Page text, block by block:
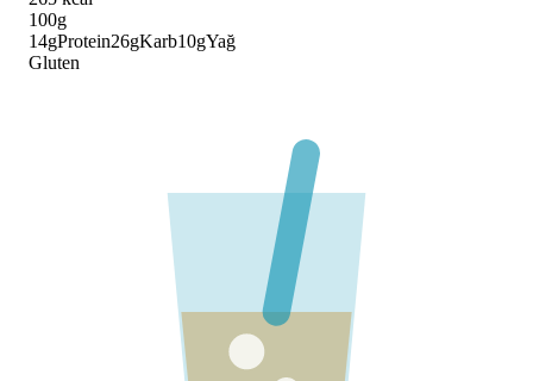
100g
14gProtein26gKarb10gYağ
Gluten